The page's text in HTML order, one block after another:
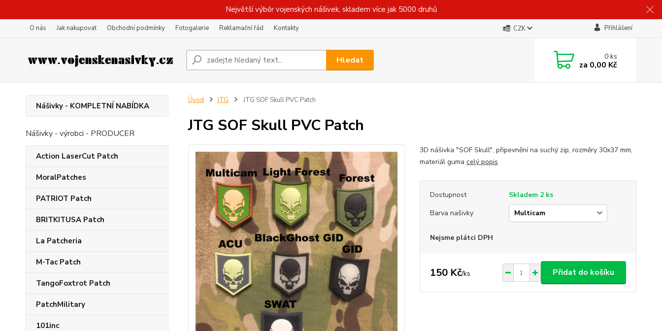
Největší výběr vojenských nášivek, skladem více jak 5000 druhů
O nás Jak nakupovat Obchodní podmínky Fotogalerie Reklamační řád Kontakty CZK Přihlášení
Hledat 0ks
za 0,00 Kč
Nášivky - KOMPLETNÍ NABÍDKA
Nášivky - výrobci - PRODUCER
Action LaserCut Patch
MoralPatches
PATRIOT Patch
BRITKITUSA Patch
La Patcheria
M-Tac Patch
TangoFoxtrot Patch
PatchMilitary
101inc
Úvod JTG JTG SOF Skull PVC Patch
JTG SOF Skull PVC Patch
3D nášivka "SOF Skull", připevnění na suchý zip, rozměry 30x37 mm,
materiál guma celý popis
Dostupnost
Skladem 2 ks
Barva našivky
Nejsme plátci DPH
150 Kč/ks Přidat do košíku